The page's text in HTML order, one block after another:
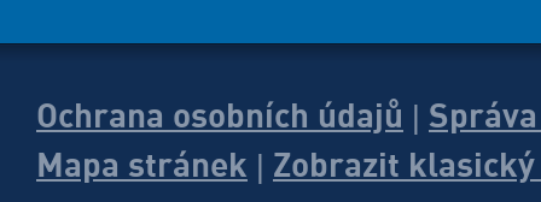
Ochrana osobních údajů
Mapa stránek
Zobrazit